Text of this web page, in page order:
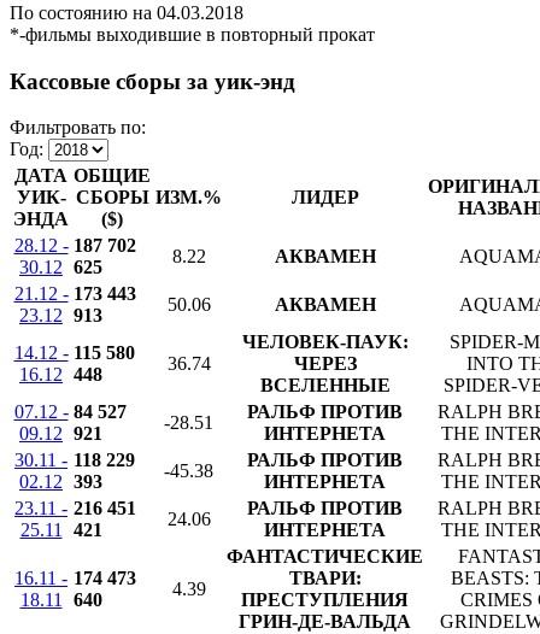
По состоянию на 04.03.2018
*-фильмы выходившие в повторный прокат
Кассовые сборы за уик-энд
Фильтровать по:
Год:
ДАТА
УИК-
ЭНДА
ОБЩИЕ
СБОРЫ
($)
ИЗМ.% ЛИДЕР
28.12 -
30.12
187 702
625
8.22 АКВАМЕН
21.12 -
23.12
173 443
913
50.06 АКВАМЕН
14.12 -
16.12
115 580
448
36.74
ЧЕЛОВЕК-ПАУК:
ЧЕРЕЗ
ВСЕЛЕННЫЕ
SPIDER-
INTO
SPIDER-
07.12 -
09.12
84 527
921
-28.51
РАЛЬФ ПРОТИВ
ИНТЕРНЕТА
RALPH
THE
30.11 -
02.12
118 229
393
-45.38
РАЛЬФ ПРОТИВ
ИНТЕРНЕТА
RALPH
THE
23.11 -
25.11
216 451
421
24.06
РАЛЬФ ПРОТИВ
ИНТЕРНЕТА
RALPH
THE
16.11 -
18.11
174 473
640
4.39
ФАНТАСТИЧЕСКИЕ
ТВАРИ:
ПРЕСТУПЛЕНИЯ
ГРИН-ДЕ-ВАЛЬДА
BEASTS:
CRIMES